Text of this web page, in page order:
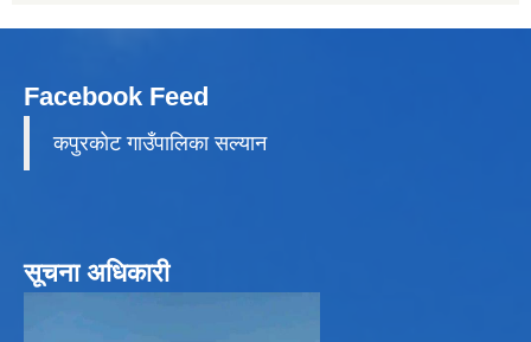
Facebook Feed
कपुरकाेट गाउँपालिका सल्यान
सूचना अधिकारी